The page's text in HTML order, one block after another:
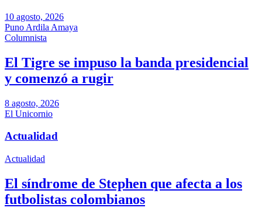
10 agosto, 2026
Puno Ardila Amaya
Columnista
El Tigre se impuso la banda presidencial
y comenzó a rugir
8 agosto, 2026
El Unicornio
Actualidad
Actualidad
El síndrome de Stephen que afecta a los
futbolistas colombianos